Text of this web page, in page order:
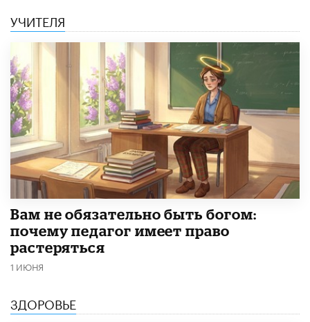
УЧИТЕЛЯ
​Вам не обязательно быть богом:
почему педагог имеет право
растеряться
1 ИЮНЯ
ЗДОРОВЬЕ